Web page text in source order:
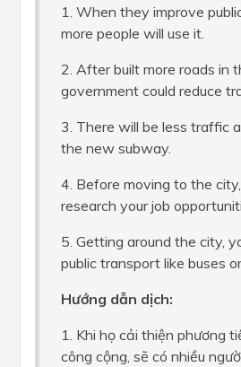
1. When they improve
more people will use it.
2. After built more roads in
government could reduce
3. There will be less traffic
the new subway.
4. Before moving to the
research your job
5. Getting around the city,
public transport like buses
Hướng dẫn dịch:
1. Khi họ cải thiện phương
công cộng, sẽ có nhiều